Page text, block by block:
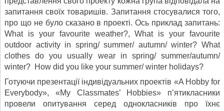
запитання своїх товаришів. Запитання стосувалися того,
про що не було сказано в проекті. Ось приклад запитань:
What is your favourite weather?, What is your favourite
outdoor activity in spring/ summer/ autumn/ winter? What
clothes do you usually wear in spring/ summer/autumn/
winter? How did you like your summer/ winter holidays?
Готуючи презентації індивідуальних проектів «A Hobby for
Everybody», «My Classmates’ Hobbies» п’ятикласники
провели опитування серед однокласників про їхнє